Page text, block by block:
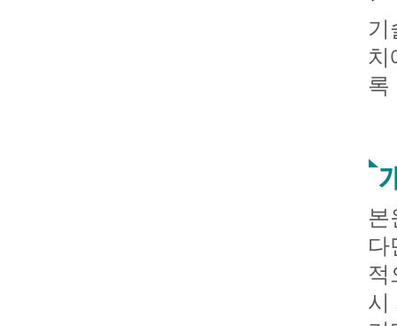
기
치
록
본
다
적
시